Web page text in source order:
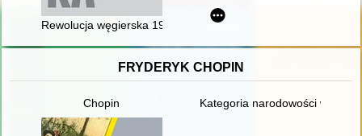
Rewolucja węgierska 1956 roku : obraz wydarzeń w łódzkiej
FRYDERYK CHOPIN
Chopin Kategoria narodowości w